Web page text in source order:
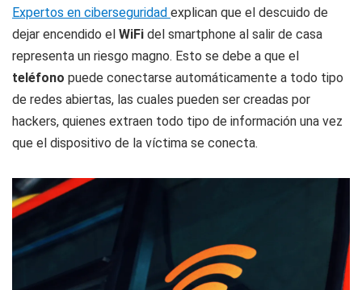
Expertos en ciberseguridad explican que el descuido de
dejar encendido el WiFi del smartphone al salir de casa
representa un riesgo magno. Esto se debe a que el
teléfono puede conectarse automáticamente a todo tipo
de redes abiertas, las cuales pueden ser creadas por
hackers, quienes extraen todo tipo de información una vez
que el dispositivo de la víctima se conecta.